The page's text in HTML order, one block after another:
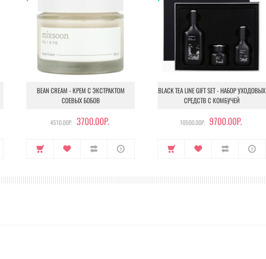
BEAN CREAM - КРЕМ С ЭКСТРАКТОМ
СОЕВЫХ БОБОВ
4510.00Р. 3700.00Р.
BLACK TEA LINE GIFT SET - НАБОР УХОДОВЫХ
СРЕДСТВ С КОМБУЧЕЙ
10500.00Р. 9700.00Р.